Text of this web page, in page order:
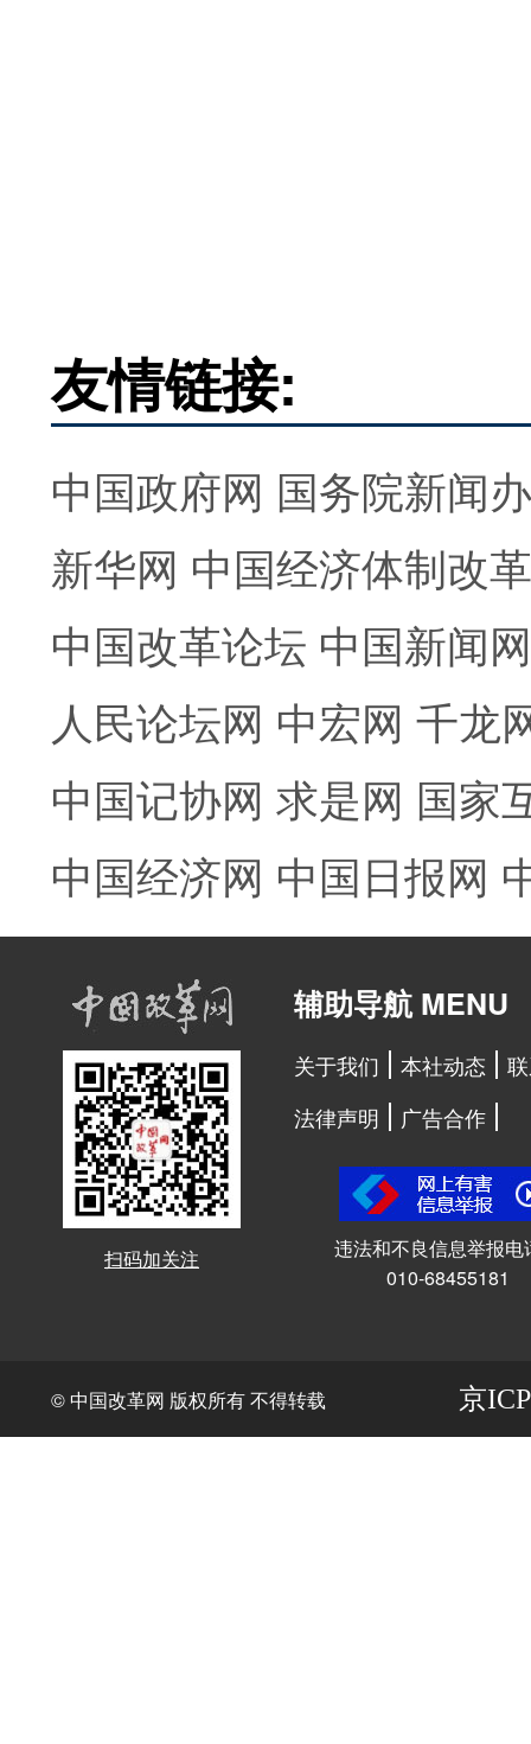
友情链接:
中国政府网 国务院新闻
新华网 中国经济体制改
中国改革论坛 中国新闻网
人民论坛网 中宏网 千龙
中国记协网 求是网 国家
中国经济网 中国日报网
扫码加关注
辅助导航 MENU
关于我们 本社动态
法律声明
广告合作
违法和不良信息举报电
010-68455181
© 中国改革网 版权所有 不得转载 京